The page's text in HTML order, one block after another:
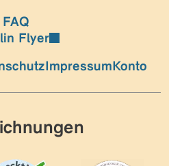
FAQ
Flyer
ImpressumKonto